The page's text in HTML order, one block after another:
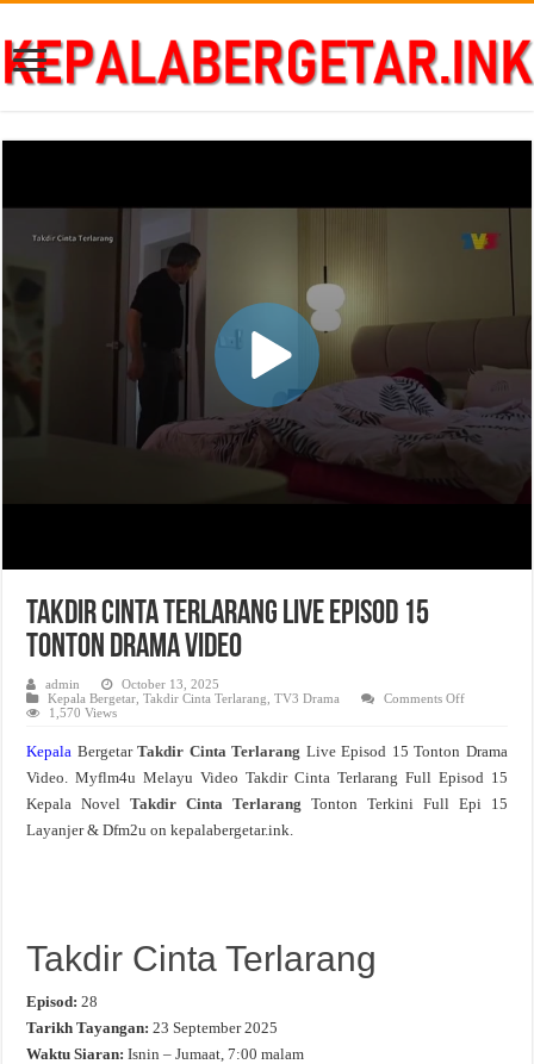
Takdir Cinta Terlarang Live Episod 15
Tonton Drama Video
admin
October 13, 2025
Kepala Bergetar ,Takdir Cinta Terlarang ,TV3 Drama Comments Offon
Live
15
Tonton
Drama
1,570 Views
Kepala BergetarTakdir Cinta Terlarang Live Episod 15 Tonton Drama
Video. Myflm4u Melayu Video Takdir Cinta Terlarang Full Episod 15
Kepala Novel Takdir Cinta Terlarang Tonton Terkini Full Epi 15
Layanjer & Dfm2u on kepalabergetar.ink.
Takdir Cinta Terlarang
Episod: 28
Tarikh Tayangan: 23 September 2025
Waktu Siaran: Isnin – Jumaat, 7:00 malam